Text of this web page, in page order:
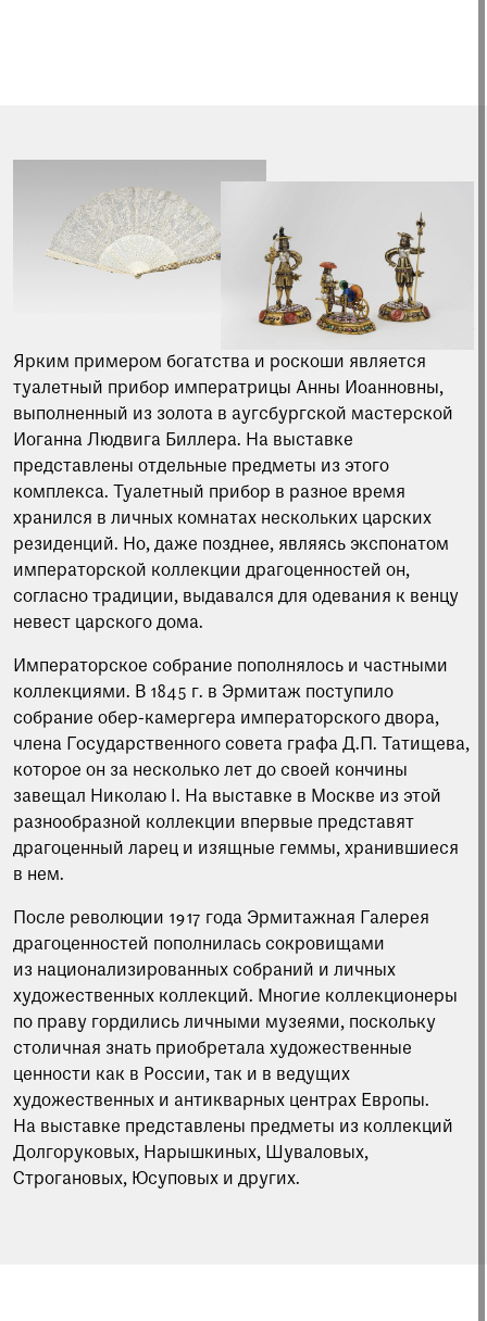
Ярким примером богатства и роскоши является
туалетный прибор императрицы Анны Иоанновны,
выполненный из золота в аугсбургской мастерской
Иоганна Людвига Биллера. На выставке
представлены отдельные предметы из этого
комплекса. Туалетный прибор в разное время
хранился в личных комнатах нескольких царских
резиденций. Но, даже позднее, являясь экспонатом
императорской коллекции драгоценностей он,
согласно традиции, выдавался для одевания к венцу
невест царского дома.
Императорское собрание пополнялось и частными
коллекциями. В 1845 г. в Эрмитаж поступило
собрание обер-камергера императорского двора,
члена Государственного совета графа Д.П. Татищева,
которое он за несколько лет до своей кончины
завещал Николаю I. На выставке в Москве из этой
разнообразной коллекции впервые представят
драгоценный ларец и изящные геммы, хранившиеся
в нем.
После революции 1917 года Эрмитажная Галерея
драгоценностей пополнилась сокровищами
из национализированных собраний и личных
художественных коллекций. Многие коллекционеры
по праву гордились личными музеями, поскольку
столичная знать приобретала художественные
ценности как в России, так и в ведущих
художественных и антикварных центрах Европы.
На выставке представлены предметы из коллекций
Долгоруковых, Нарышкиных, Шуваловых,
Строгановых, Юсуповых и других.